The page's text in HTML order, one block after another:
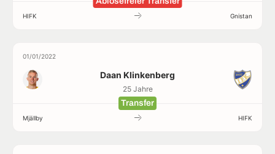
HIFK Gnistan
01/01/2022
Daan Klinkenberg
25 Jahre
Transfer
Mjällby HIFK